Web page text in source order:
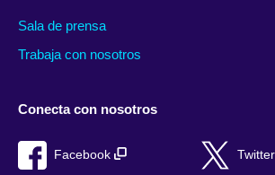
Sala de prensa
Trabaja con nosotros
Conecta con nosotros
Facebook Twitter